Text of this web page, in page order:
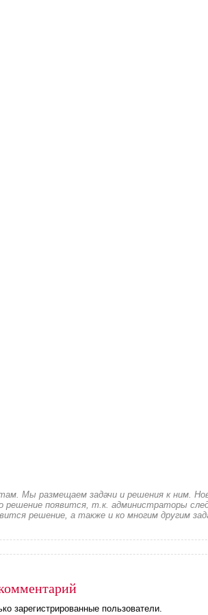
Мы размещаем задачи и решения к ним.
появится, т.к. администраторы
решение, а также и ко многим другим
зарегистрированные пользователи.